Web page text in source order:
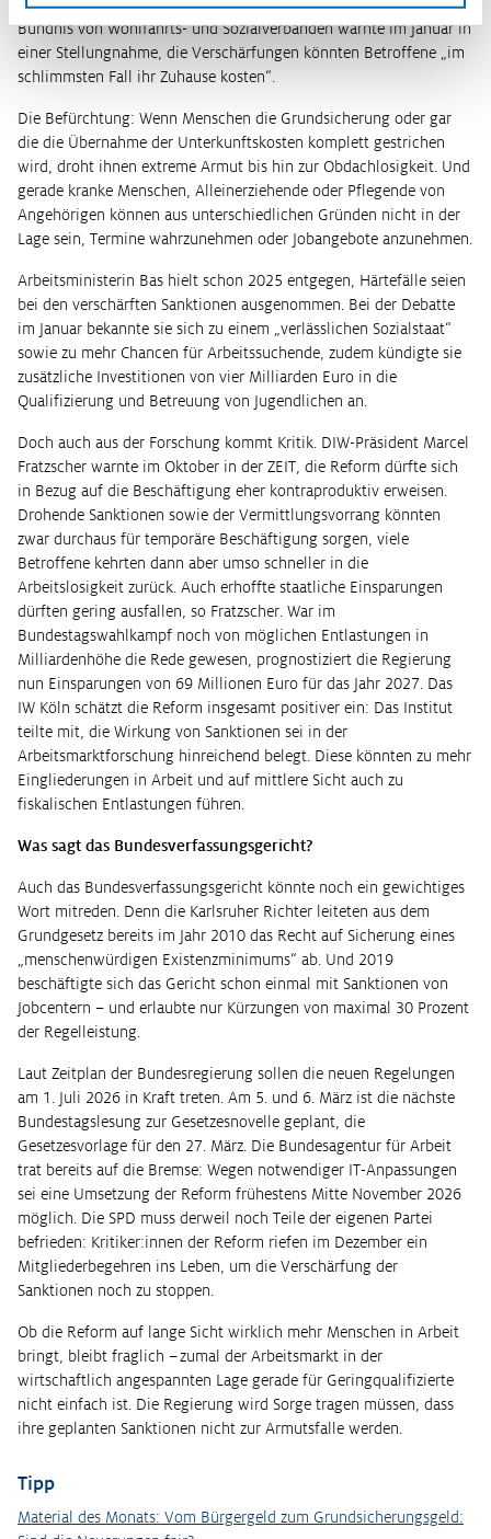
„große Verunsicherung bis weit in die Gesellschaft hinein“. Ein
Bündnis von Wohlfahrts- und Sozialverbänden warnte im Januar in
einer Stellungnahme, die Verschärfungen könnten Betroffene „im
schlimmsten Fall ihr Zuhause kosten“.
Die Befürchtung: Wenn Menschen die Grundsicherung oder gar
die die Übernahme der Unterkunftskosten komplett gestrichen
wird, droht ihnen extreme Armut bis hin zur Obdachlosigkeit. Und
gerade kranke Menschen, Alleinerziehende oder Pflegende von
Angehörigen können aus unterschiedlichen Gründen nicht in der
Lage sein, Termine wahrzunehmen oder Jobangebote anzunehmen.
Arbeitsministerin Bas hielt schon 2025 entgegen, Härtefälle seien
bei den verschärften Sanktionen ausgenommen. Bei der Debatte
im Januar bekannte sie sich zu einem „verlässlichen Sozialstaat“
sowie zu mehr Chancen für Arbeitssuchende, zudem kündigte sie
zusätzliche Investitionen von vier Milliarden Euro in die
Qualifizierung und Betreuung von Jugendlichen an.
Doch auch aus der Forschung kommt Kritik. DIW-Präsident Marcel
Fratzscher warnte im Oktober in der ZEIT, die Reform dürfte sich
in Bezug auf die Beschäftigung eher kontraproduktiv erweisen.
Drohende Sanktionen sowie der Vermittlungsvorrang könnten
zwar durchaus für temporäre Beschäftigung sorgen, viele
Betroffene kehrten dann aber umso schneller in die
Arbeitslosigkeit zurück. Auch erhoffte staatliche Einsparungen
dürften gering ausfallen, so Fratzscher. War im
Bundestagswahlkampf noch von möglichen Entlastungen in
Milliardenhöhe die Rede gewesen, prognostiziert die Regierung
nun Einsparungen von 69 Millionen Euro für das Jahr 2027. Das
IW Köln schätzt die Reform insgesamt positiver ein: Das Institut
teilte mit, die Wirkung von Sanktionen sei in der
Arbeitsmarktforschung hinreichend belegt. Diese könnten zu mehr
Eingliederungen in Arbeit und auf mittlere Sicht auch zu
fiskalischen Entlastungen führen.
Was sagt das Bundesverfassungsgericht?
Auch das Bundesverfassungsgericht könnte noch ein gewichtiges
Wort mitreden. Denn die Karlsruher Richter leiteten aus dem
Grundgesetz bereits im Jahr 2010 das Recht auf Sicherung eines
„menschenwürdigen Existenzminimums“ ab. Und 2019
beschäftigte sich das Gericht schon einmal mit Sanktionen von
Jobcentern – und erlaubte nur Kürzungen von maximal 30 Prozent
der Regelleistung.
Laut Zeitplan der Bundesregierung sollen die neuen Regelungen
am 1. Juli 2026 in Kraft treten. Am 5. und 6. März ist die nächste
Bundestagslesung zur Gesetzesnovelle geplant, die
Gesetzesvorlage für den 27. März. Die Bundesagentur für Arbeit
trat bereits auf die Bremse: Wegen notwendiger IT-Anpassungen
sei eine Umsetzung der Reform frühestens Mitte November 2026
möglich. Die SPD muss derweil noch Teile der eigenen Partei
befrieden: Kritiker:innen der Reform riefen im Dezember ein
Mitgliederbegehren ins Leben, um die Verschärfung der
Sanktionen noch zu stoppen.
Ob die Reform auf lange Sicht wirklich mehr Menschen in Arbeit
bringt, bleibt fraglich – zumal der Arbeitsmarkt in der
wirtschaftlich angespannten Lage gerade für Geringqualifizierte
nicht einfach ist. Die Regierung wird Sorge tragen müssen, dass
ihre geplanten Sanktionen nicht zur Armutsfalle werden.
Tipp
Material des Monats: Vom Bürgergeld zum Grundsicherungsgeld: